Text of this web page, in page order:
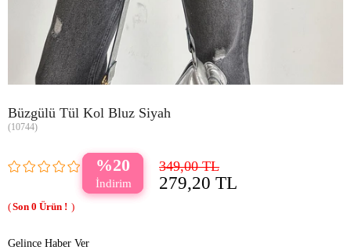
Büzgülü Tül Kol Bluz Siyah
(10744)
20 349,00 TL
279,20 TL
0
Gelince Haber Ver